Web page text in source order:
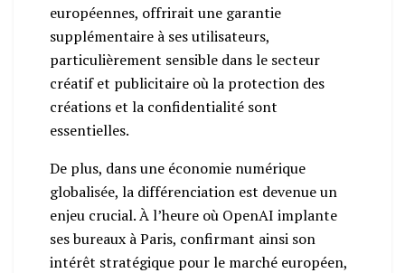
européennes, offrirait une garantie
supplémentaire à ses utilisateurs,
particulièrement sensible dans le secteur
créatif et publicitaire où la protection des
créations et la confidentialité sont
essentielles.
De plus, dans une économie numérique
globalisée, la différenciation est devenue un
enjeu crucial. À l’heure où OpenAI implante
ses bureaux à Paris, confirmant ainsi son
intérêt stratégique pour le marché européen,